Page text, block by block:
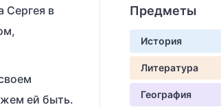
Сергея в
ей быть.
Предметы
История
Литература
География